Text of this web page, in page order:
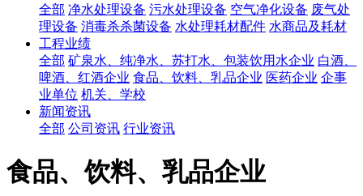
全部 净水处理设备 污水处理设备 空气净化设备 废气处
理设备 消毒杀杀菌设备 水处理耗材配件 水商品及耗材
工程业绩
全部 矿泉水、纯净水、苏打水、包装饮用水企业 白酒、
啤酒、红酒企业 食品、饮料、乳品企业 医药企业 企事
业单位 机关、学校
新闻资讯
全部 公司资讯 行业资讯
食品、饮料、乳品企业